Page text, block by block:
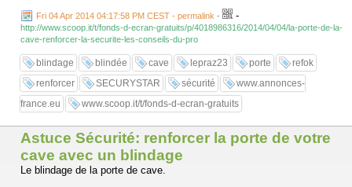
Fri 04 Apr 2014 04:17:58 PM CEST - permalink - -
http://www.scoop.it/t/fonds-d-ecran-gratuits/p/4018986316/2014/04/04/la-porte-de-la-
cave-renforcer-la-securite-les-conseils-du-pro
blindage blindée cave lepraz23 porte
refok
renforcer
SECURYSTAR sécurité
www.annonces-
france.eu
www.scoop.it/t/fonds-d-ecran-gratuits
Astuce Sécurité: renforcer la porte de votre
cave avec un blindage
Le blindage de la porte de cave.